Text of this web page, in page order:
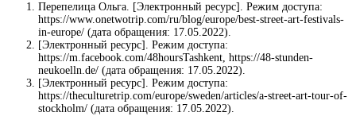
Перепелица Ольга. [Электронный ресурс]. Режим доступа:
https://www.onetwotrip.com/ru/blog/europe/best-street-art-festivals-
in-europe/ (дата обращения: 17.05.2022).
[Электронный ресурс]. Режим доступа:
https://m.facebook.com/48hoursTashkent, https://48-stunden-
neukoelln.de/ (дата обращения: 17.05.2022).
[Электронный ресурс]. Режим доступа:
https://theculturetrip.com/europe/sweden/articles/a-street-art-tour-of-
stockholm/ (дата обращения: 17.05.2022).